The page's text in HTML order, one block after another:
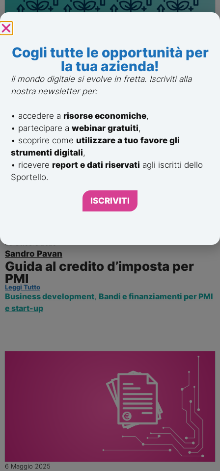
9 Gennaio 2026
Sandro Pavan
La finanza agevolata per le
imprese: una guida essenziale e
semplice
Leggi Tutto
Bandi e finanziamenti per PMI e start-up
30 Ottobre 2025
Sandro Pavan
Guida al credito d’imposta per
PMI
Leggi Tutto
Business development, Bandi e finanziamenti per PMI
e start-up
6 Maggio 2025
Cogli tutte le opportunità per
la tua azienda!
Il mondo digitale si evolve in fretta. Iscriviti alla
nostra newsletter per:
• accedere a risorse economiche,
• partecipare awebinar gratuiti,
• scoprire come utilizzare a tuo favore gli
strumenti digitali,
• ricevere report e dati riservati agli iscritti dello
Sportello.
ISCRIVITI